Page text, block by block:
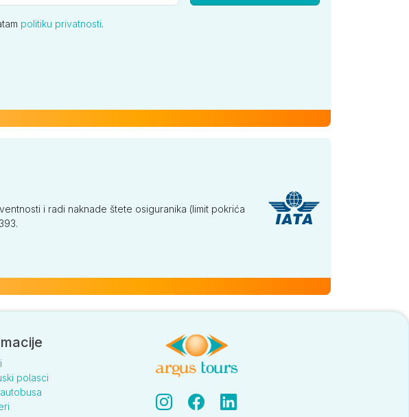
politiku privatnosti.
i radi naknade štete osiguranika (limit pokrića
polasci